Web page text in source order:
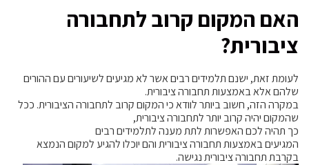
האם המקום קרוב לתחבורה
ציבורית?
לעומת זאת, ישנם תלמידים רבים אשר לא מגיעים לשיעורים עם ההורים
שלהם אלא באמצעות תחבורה ציבורית.
במקרה הזה, חשוב ביותר לוודא כי המקום קרוב לתחבורה הציבורית. ככל
שהמקום יהיה קרוב יותר לתחבורה ציבורית,
כך תהיה לכם האפשרות לתת מענה לתלמידים רבים
המגיעים באמצעות תחבורה ציבורית והם יוכלו להגיע למקום הנמצא
בקרבת תחבורה ציבורית נגישה.